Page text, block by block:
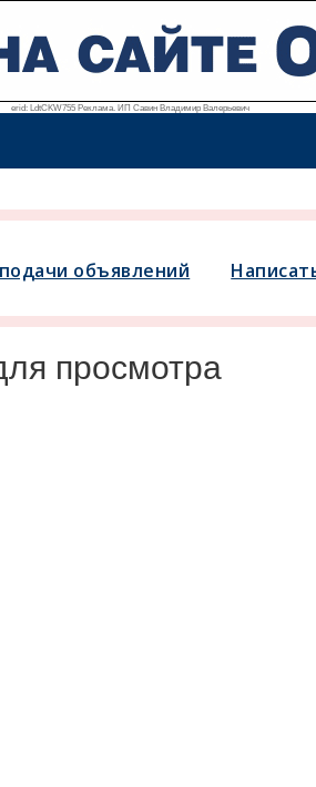
erid: LdtCKW755 Реклама. ИП Савин Владимир Валерьевич
объявлений
просмотра